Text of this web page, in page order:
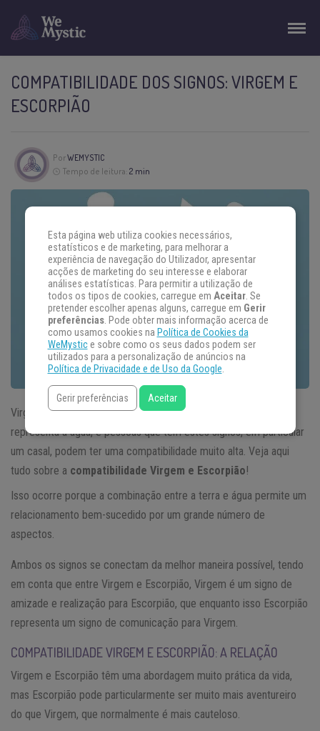
COMPATIBILIDADE DOS SIGNOS: VIRGEM E
ESCORPIÃO
PorWEMYSTIC
Tempo de leitura: 2 min
Virgem é um signo que representa a terra, enquanto Escorpião
representa a água, e pessoas que têm estes signos, em particular
um casal, podem ter uma compatibilidade muito alta. Veja aqui
tudo sobre a compatibilidade Virgem e Escorpião!
Isso ocorre porque a combinação entre a terra e água permite um
relacionamento bem-sucedido por um grande número de
aspectos.
Ambos os signos se conectam da melhor maneira possível, tendo
em conta que entre Virgem e Escorpião, Virgem é um signo de
amizade e realização para Escorpião, que enquanto isso Escorpião
representa um signo de comunicação para Virgem.
COMPATIBILIDADE VIRGEM E ESCORPIÃO: A RELAÇÃO
Virgem e Escorpião têm uma abordagem muito prática da vida,
mas Escorpião pode particularmente ser muito mais aventureiro
do que Virgem, que normalmente é mais cauteloso.
Esta página web utiliza cookies necessários,
estatísticos e de marketing, para melhorar a
experiência de navegação do Utilizador, apresentar
acções de marketing do seu interesse e elaborar
análises estatísticas. Para permitir a utilização de
todos os tipos de cookies, carregue em Aceitar. Se
pretender escolher apenas alguns, carregue em Gerir
preferências. Pode obter mais informação acerca de
como usamos cookies na Política de Cookies da
WeMystice sobre como os seus dados podem ser
utilizados para a personalização de anúncios na
Política de Privacidade e de Uso da Google.
Gerir preferências Aceitar